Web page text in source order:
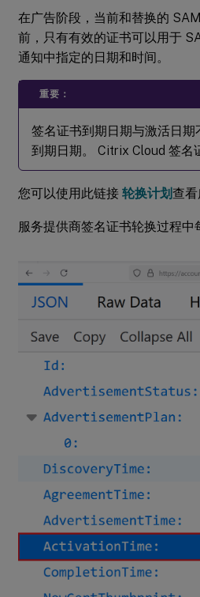
在广告阶段，当前和替换的
前，只有有效的证书可以用于
通知中指定的日期和时间。
重要：
签名证书到期日期与激活日
到期日期。 Citrix Cloud 签名
您可以使用此链接 轮换计划查看
服务提供商签名证书轮换过程中